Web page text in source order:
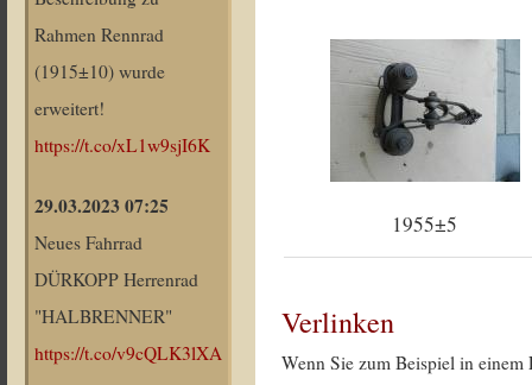
Rahmen Rennrad
(1915±10) wurde
erweitert!
https://t.co/xL1w9sjI6K
29.03.2023 07:25
Neues Fahrrad
DÜRKOPP Herrenrad
"HALBRENNER"
https://t.co/v9cQLK3lXA
1955±5
Verlinken
Wenn Sie zum Beispiel in